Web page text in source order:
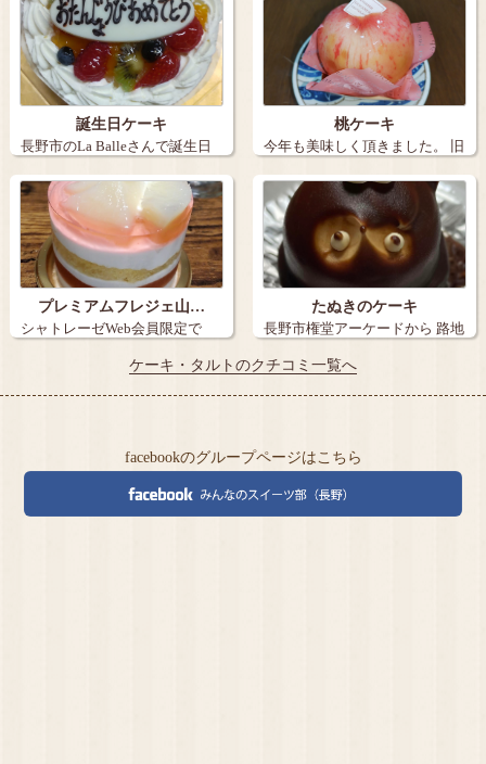
誕生日ケーキ
長野市のLa Balleさんで誕生日
ケー…
桃ケーキ
今年も美味しく頂きました。 旧
丸子の【…
プレミアムフレジェ山…
シャトレーゼWeb会員限定で
たぬきのケーキ
長野市権堂アーケードから 路地
ケーキ・タルトのクチコミ一覧へ
facebookのグループページはこちら